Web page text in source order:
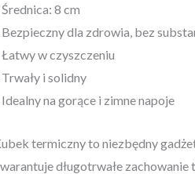
Średnica: 8 cm
Bezpieczny dla zdrowia, bez
Łatwy w czyszczeniu
Trwały i solidny
Idealny na gorące i zimne napoje
termiczny to niezbędny
długotrwałe